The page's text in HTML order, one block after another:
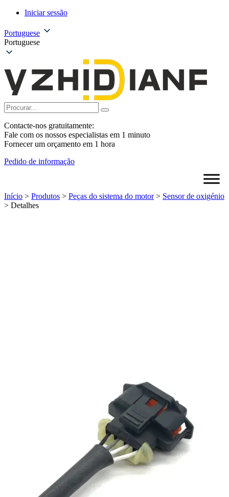
Iniciar sessão
Portuguese
Portuguese
Contacte-nos gratuitamente:
Fale com os nossos especialistas em 1 minuto
Fornecer um orçamento em 1 hora
Pedido de informação
Início > Produtos > Peças do sistema do motor> Sensor de oxigénio
> Detalhes